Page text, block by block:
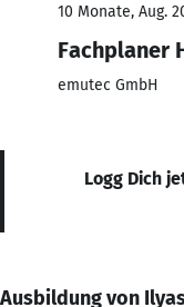
10 Monate, Aug.
Fachplaner
emutec GmbH
Logg Dich
Ausbildung von